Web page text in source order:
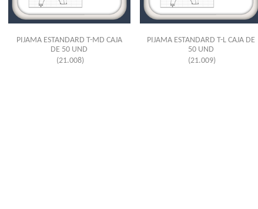
PIJAMA ESTANDARD T-MD CAJA
DE 50 UND
(21.008)
PIJAMA ESTANDARD T-L CAJA DE
50 UND
(21.009)